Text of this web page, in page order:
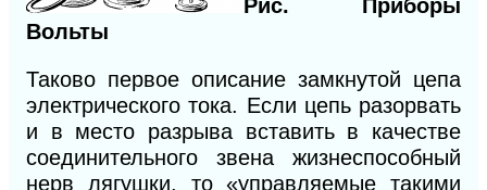
Рис. Приборы
Вольты
Таково первое описание замкнутой цепа
электрического тока. Если цепь разорвать
и в место разрыва вставить в качестве
соединительного звена жизнеспособный
нерв лягушки, то «управляемые такими